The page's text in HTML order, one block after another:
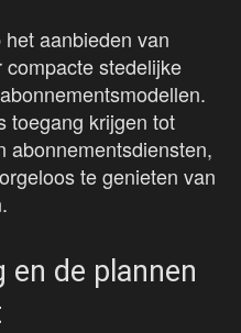
aanbieden van
stedelijke
toegang krijgen tot
abonnementsdiensten,
te genieten van
en de plannen